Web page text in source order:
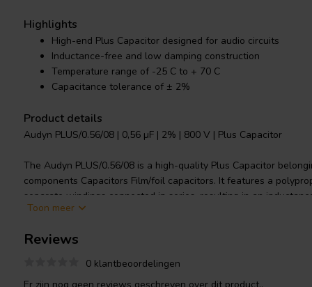
Highlights
High-end Plus Capacitor designed for audio circuits
Inductance-free and low damping construction
Temperature range of -25 C to + 70 C
Capacitance tolerance of ± 2%
Product details
Audyn PLUS/0.56/08 | 0,56 µF | 2% | 800 V | Plus Capacitor
The Audyn PLUS/0.56/08 is a high-quality Plus Capacitor
components Capacitors Film/foil capacitors. It features a
separate windings connected in series, resulting in an
construction. The capacitor is housed in an aluminum-plastic
capacitance tolerance of ± 2%. This high-end capacitor is
and active audio circuits, offering superior performance and
Toon meer
Reviews
0 klantbeoordelingen
Er zijn nog geen reviews geschreven over dit product..